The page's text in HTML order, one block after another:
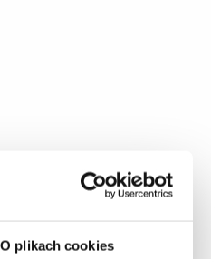
O plikach cookies